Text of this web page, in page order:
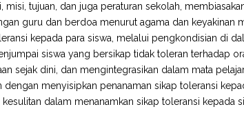
tujuan, dan juga peraturan sekolah,
guru dan berdoa menurut agama dan keyakinan
kepada para siswa, melalui pengkondisian di
siswa yang bersikap tidak toleran terhadap
sejak dini, dan mengintegrasikan dalam mata
menyisipkan penanaman sikap toleransi
dalam menanamkan sikap toleransi kepada